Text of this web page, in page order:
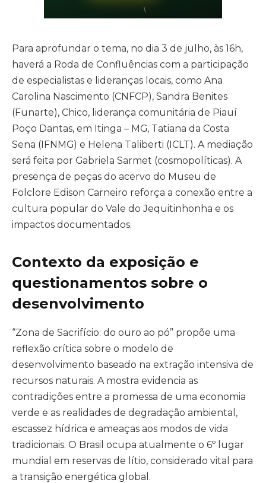
Para aprofundar o tema, no dia 3 de julho, às 16h,
haverá a Roda de Confluências com a participação
de especialistas e lideranças locais, como Ana
Carolina Nascimento (CNFCP), Sandra Benites
(Funarte), Chico, liderança comunitária de Piauí
Poço Dantas, em Itinga – MG, Tatiana da Costa
Sena (IFNMG) e Helena Taliberti (ICLT). A mediação
será feita por Gabriela Sarmet (cosmopolíticas). A
presença de peças do acervo do Museu de
Folclore Edison Carneiro reforça a conexão entre a
cultura popular do Vale do Jequitinhonha e os
impactos documentados.
Contexto da exposição e
questionamentos sobre o
desenvolvimento
“Zona de Sacrifício: do ouro ao pó” propõe uma
reflexão crítica sobre o modelo de
desenvolvimento baseado na extração intensiva de
recursos naturais. A mostra evidencia as
contradições entre a promessa de uma economia
verde e as realidades de degradação ambiental,
escassez hídrica e ameaças aos modos de vida
tradicionais. O Brasil ocupa atualmente o 6º lugar
mundial em reservas de lítio, considerado vital para
a transição energética global.